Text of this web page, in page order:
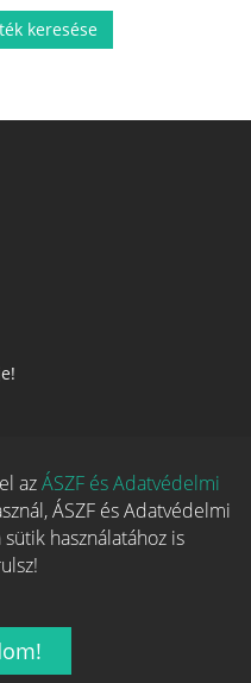
keresése
azÁSZF és Adatvédelmi
ÁSZF és Adatvédelmi
használatához is